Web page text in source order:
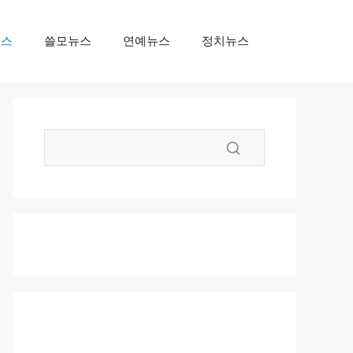
쓸모뉴스 연예뉴스 정치뉴스